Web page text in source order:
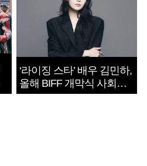
‘라이징 스타’ 배우 김민하,
올해 BIFF 개막식 사회자
확정